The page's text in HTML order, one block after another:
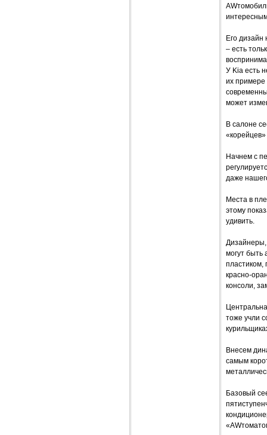
Его дизайн
– есть
У Kia есть
их примере
может
В салоне
Начнем с
даже
Места в
этому
удивить.
Дизайнеры,
могут быть
пластиком,
красно-
консоли,
тоже учли
Внесем
самым
Базовый